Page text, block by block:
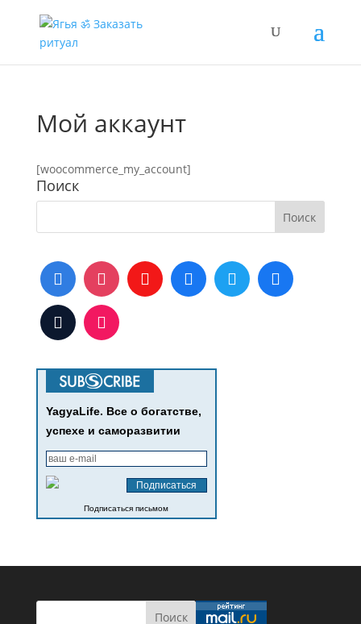
Мой аккаунт
[woocommerce_my_account]
Поиск
YagyaLife. Все о богатстве,
успехе и саморазвитии
Подписаться письмом